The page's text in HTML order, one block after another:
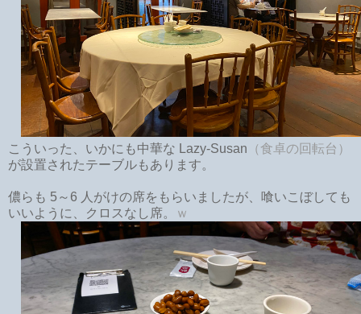
こういった、いかにも中華な Lazy-Susan （食卓の回転台）
が設置されたテーブルもあります。
儂らも 5～6 人がけの席をもらいましたが、喰いこぼしても
いいように、クロスなし席。
ｗ